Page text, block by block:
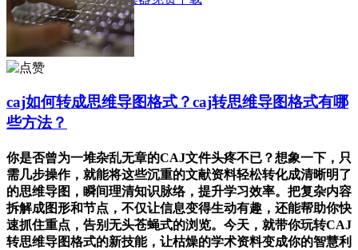
caj如何转成思维导图格式？caj转思维导图格式有哪
些方法？
你是否曾为一堆杂乱无章的CAJ文件头疼不已？想象一下，只
需几步操作，就能将这些沉重的文献资料轻松转化成清晰明了
的思维导图，瞬间理清知识脉络，提升学习效率。把复杂内容
拆解成图形和节点，不仅让信息变得生动有趣，还能帮助你快
速抓住重点，告别无头苍蝇式的浏览。今天，就带你玩转CAJ
转思维导图格式的新技能，让枯燥的学术资料变成你的智慧利